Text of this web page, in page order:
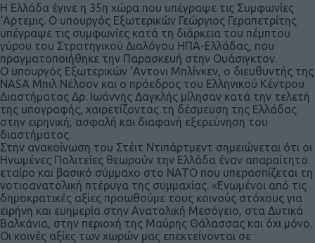
Η Ελλάδα έγινε η 35η χώρα που υπέγραψε τις Συμφωνίες
‘Αρτεμις. Ο υπουργός Εξωτερικών Γεώργιος Γεραπετρίτης
υπέγραψε τις συμφωνίες κατά τη διάρκεια του πέμπτου
γύρου του Στρατηγικού Διαλόγου ΗΠΑ-Ελλάδας, που
πραγματοποιήθηκε την Παρασκευή στην Ουάσιγκτον.
Ο υπουργός Εξωτερικών ‘Αντονι Μπλίνκεν, ο διευθυντής της
NASA Μπιλ Νέλσον και ο πρόεδρος του Ελληνικού Κέντρου
Διαστήματος Δρ. Ιωάννης Δαγκλής μίλησαν κατά την τελετή
της υπογραφής, χαιρετίζοντας τη δέσμευση της Ελλάδας
στην ειρηνική, ασφαλή και διαφανή εξερεύνηση του
διαστήματος.
Στην ανακοίνωση του Στέιτ Ντιπάρτμεντ σημειώνεται ότι οι
Ηνωμένες Πολιτείες θεωρούν την Ελλάδα έναν απαραίτητο
εταίρο και βασικό σύμμαχο στο ΝΑΤΟ που υπερασπίζεται τη
νοτιοανατολική πτέρυγα της συμμαχίας. «Ενωμένοι από τις
δημοκρατικές αξίες προωθούμε τους κοινούς στόχους για
ειρήνη και ευημερία στην Ανατολική Μεσόγειο, στα Δυτικά
Βαλκάνια, στην περιοχή της Μαύρης Θάλασσας και όχι μόνο.
Οι κοινές αξίες των χωρών μας επεκτείνονται σε